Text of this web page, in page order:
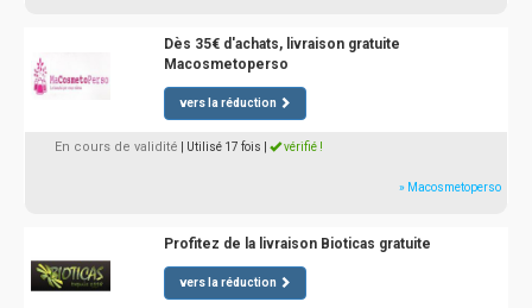
Dès 35€ d'achats, livraison gratuite
Macosmetoperso
vers la réduction
En cours de validité | Utilisé 17 fois vérifié !
» Macosmetoperso
Profitez de la livraison Bioticas gratuite
vers la réduction